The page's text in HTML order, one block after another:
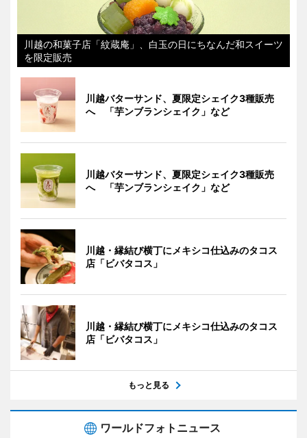
川越の和菓子店「紋蔵庵」、白玉の日にちなんだ和スイーツ
を限定販売
川越バターサンド、夏限定シェイク3種販売
へ 「芋ンブランシェイク」など
川越バターサンド、夏限定シェイク3種販売
へ 「芋ンブランシェイク」など
川越・縁結び横丁にメキシコ仕込みのタコス
店「ビバタコス」
川越・縁結び横丁にメキシコ仕込みのタコス
店「ビバタコス」
もっと見る
ワールドフォトニュース